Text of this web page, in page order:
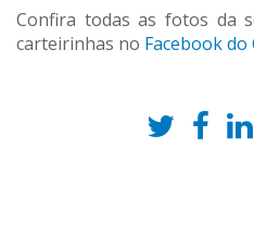
Confira todas as fotos da
carteirinhas no Facebook do